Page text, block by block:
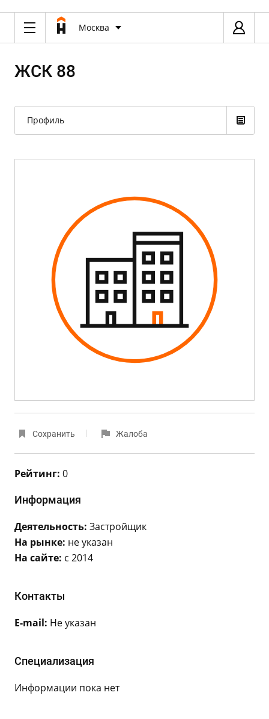
Москва
ЖСК 88
Профиль
Сохранить Жалоба
Рейтинг: 0
Информация
Деятельность: Застройщик
На рынке: не указан
На сайте: с 2014
Контакты
E-mail: Не указан
Специализация
Информации пока нет